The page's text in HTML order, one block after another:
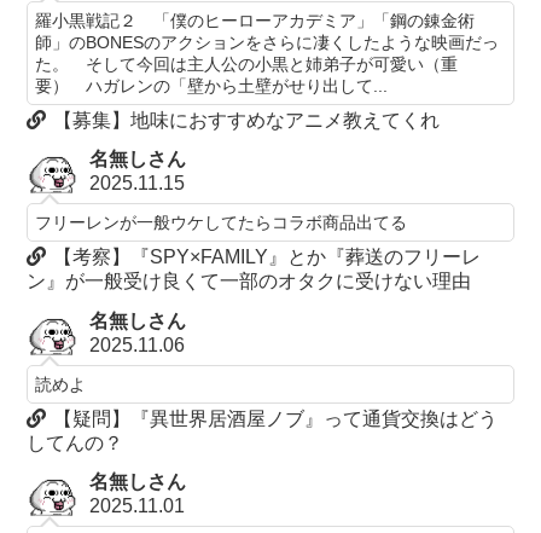
羅小黒戦記２ 「僕のヒーローアカデミア」「鋼の錬金術
師」のBONESのアクションをさらに凄くしたような映画だっ
た。 そして今回は主人公の小黒と姉弟子が可愛い（重
要） ハガレンの「壁から土壁がせり出して...
【募集】地味におすすめなアニメ教えてくれ
名無しさん
2025.11.15
フリーレンが一般ウケしてたらコラボ商品出てる
【考察】『SPY×FAMILY』とか『葬送のフリーレ
ン』が一般受け良くて一部のオタクに受けない理由
名無しさん
2025.11.06
読めよ
【疑問】『異世界居酒屋ノブ』って通貨交換はどう
してんの？
名無しさん
2025.11.01